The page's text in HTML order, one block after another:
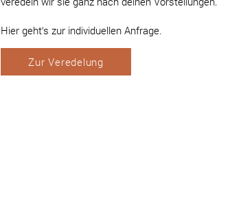
Hier geht‘s zur individuellen Anfrage.
Zur Veredelung